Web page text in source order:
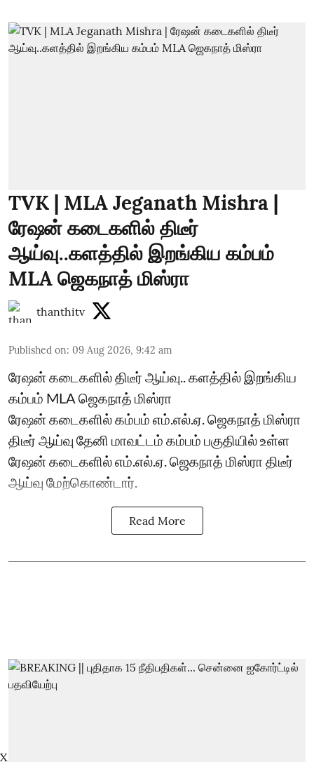
TVK | MLA Jeganath Mishra |
ரேஷன் கடைகளில் திடீர்
ஆய்வு..களத்தில் இறங்கிய கம்பம்
MLA ஜெகநாத் மிஸ்ரா
thanthitv
Published on: 09 Aug 2026, 9:42 am
ரேஷன் கடைகளில் திடீர் ஆய்வு.. களத்தில் இறங்கிய
கம்பம் MLA ஜெகநாத் மிஸ்ரா
ரேஷன் கடைகளில் கம்பம் எம்.எல்.ஏ. ஜெகநாத் மிஸ்ரா
திடீர் ஆய்வு தேனி மாவட்டம் கம்பம் பகுதியில் உள்ள
ரேஷன் கடைகளில் எம்.எல்.ஏ. ஜெகநாத் மிஸ்ரா திடீர்
ஆய்வு மேற்கொண்டார்.
Read More
X